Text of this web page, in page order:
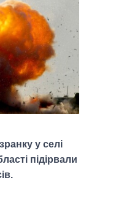
у селі
підірвали